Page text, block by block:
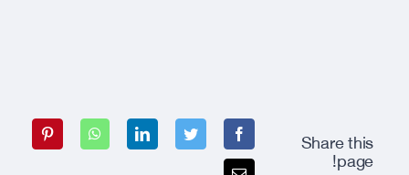
Share this
page!